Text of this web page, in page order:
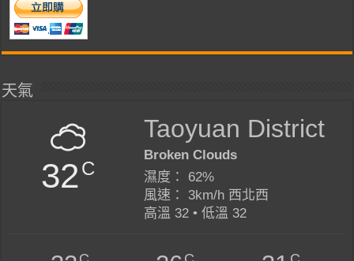
天氣
32C
Taoyuan District
Broken Clouds
濕度： 62%
風速： 3km/h 西北西
高溫 32 • 低溫 32